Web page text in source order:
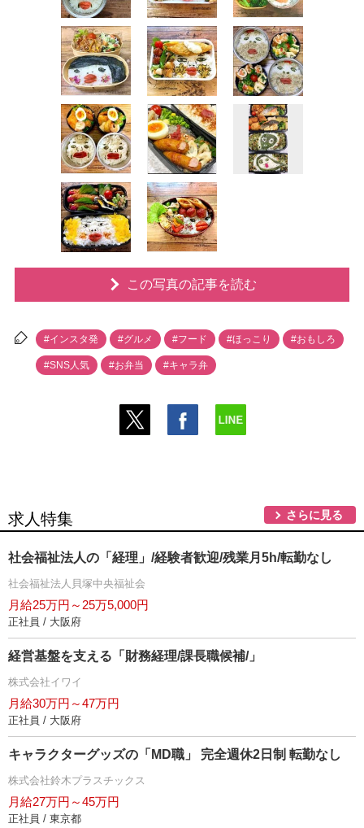
この写真の記事を読む
#インスタ発 #グルメ #フード #ほっこり #おもしろ
#SNS人気 #お弁当 #キャラ弁
求人特集 さらに見る
社会福祉法人の「経理」/経験者歓迎/残業月5h/転勤なし
社会福祉法人貝塚中央福祉会
月給25万円～25万5,000円
正社員 / 大阪府
経営基盤を支える「財務経理/課長職候補/」
株式会社イワイ
月給30万円～47万円
正社員 / 大阪府
キャラクターグッズの「MD職」 完全週休2日制 転勤なし
株式会社鈴木プラスチックス
月給27万円～45万円
正社員 / 東京都